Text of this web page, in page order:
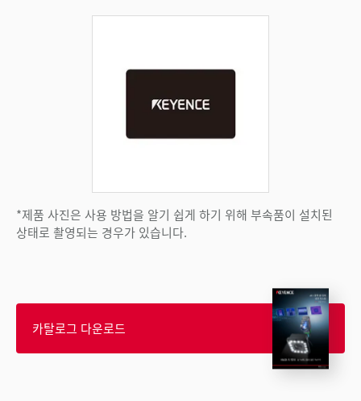
*제품 사진은 사용 방법을 알기 쉽게 하기 위해 부속품이 설치된
상태로 촬영되는 경우가 있습니다.
카탈로그 다운로드